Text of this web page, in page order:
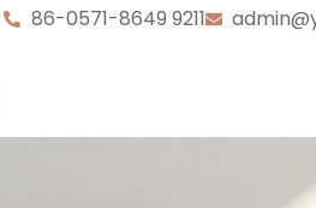
86-0571-8649 9211